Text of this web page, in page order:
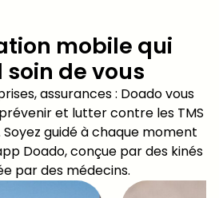
mobile qui
soin de vous​
assurances : Doado vous
et lutter contre les TMS
guidé à chaque moment
Doado, conçue par des kinés
par des médecins.